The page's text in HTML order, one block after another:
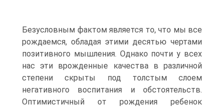
Безусловным фактом является то, что мы все
рождаемся, обладая этими десятью чертами
позитивного мышления. Однако почти у всех
нас эти врожденные качества в различной
степени скрыты под толстым слоем
негативного воспитания и обстоятельств.
Оптимистичный от рождения ребенок